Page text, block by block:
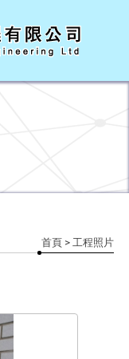
首頁 > 工程照片